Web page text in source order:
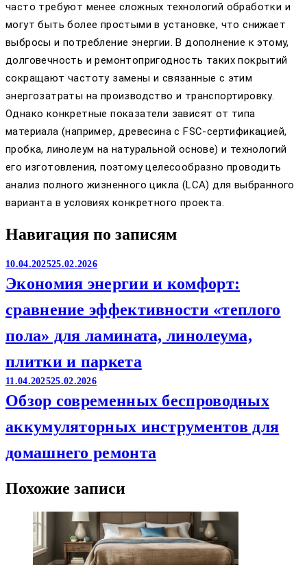
часто требуют менее сложных технологий обработки и
могут быть более простыми в установке, что снижает
выбросы и потребление энергии. В дополнение к этому,
долговечность и ремонтопригодность таких покрытий
сокращают частоту замены и связанные с этим
энергозатраты на производство и транспортировку.
Однако конкретные показатели зависят от типа
материала (например, древесина с FSC-сертификацией,
пробка, линолеум на натуральной основе) и технологий
его изготовления, поэтому целесообразно проводить
анализ полного жизненного цикла (LCA) для выбранного
варианта в условиях конкретного проекта.
Навигация по записям
10.04.202525.02.2026
Экономия энергии и комфорт:
сравнение эффективности «теплого
пола» для ламината, линолеума,
плитки и паркета
11.04.202525.02.2026
Обзор современных беспроводных
аккумуляторных инструментов для
домашнего ремонта
Похожие записи